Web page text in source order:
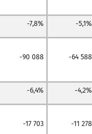
-7,8% -5,1%
-90 088 -64 588
-6,4% -4,2%
-17 703 -11 278